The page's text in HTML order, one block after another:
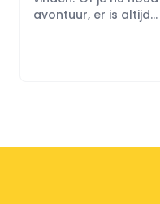
avontuur, er is altijd...